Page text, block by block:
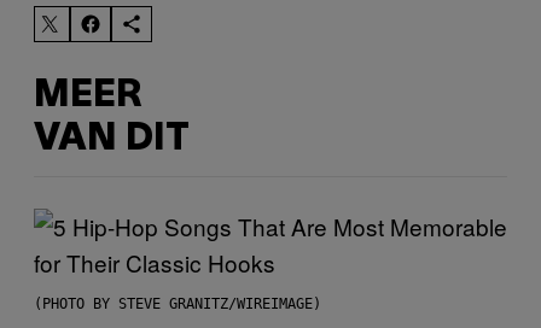
MEER
VAN DIT
(PHOTO BY STEVE GRANITZ/WIREIMAGE)